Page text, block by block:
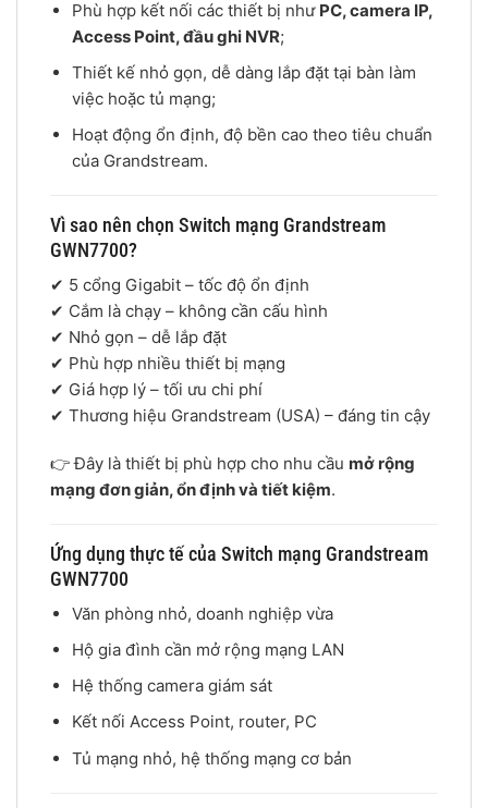
Phù hợp kết nối các thiết bị như PC, camera IP,
Access Point, đầu ghi NVR;
Thiết kế nhỏ gọn, dễ dàng lắp đặt tại bàn làm
việc hoặc tủ mạng;
Hoạt động ổn định, độ bền cao theo tiêu chuẩn
của Grandstream.
Vì sao nên chọn Switch mạng Grandstream
GWN7700?
✔ 5 cổng Gigabit – tốc độ ổn định
✔ Cắm là chạy – không cần cấu hình
✔ Nhỏ gọn – dễ lắp đặt
✔ Phù hợp nhiều thiết bị mạng
✔ Giá hợp lý – tối ưu chi phí
✔ Thương hiệu Grandstream (USA) – đáng tin cậy
👉 Đây là thiết bị phù hợp cho nhu cầu mở rộng
mạng đơn giản, ổn định và tiết kiệm.
Ứng dụng thực tế của Switch mạng Grandstream
GWN7700
Văn phòng nhỏ, doanh nghiệp vừa
Hộ gia đình cần mở rộng mạng LAN
Hệ thống camera giám sát
Kết nối Access Point, router, PC
Tủ mạng nhỏ, hệ thống mạng cơ bản